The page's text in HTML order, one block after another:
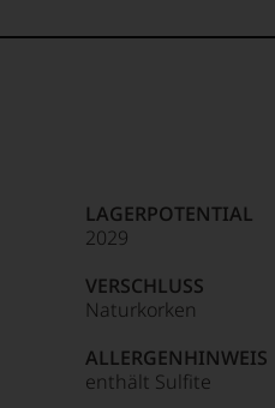
LAGERPOTENTIAL
2029
VERSCHLUSS
Naturkorken
ALLERGENHINWEIS
enthält Sulfite